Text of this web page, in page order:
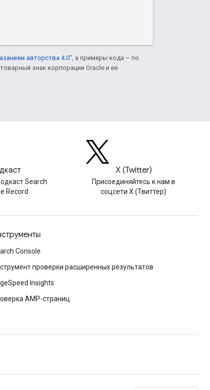
авторства 4.0", а примеры кода – по
знак корпорации Oracle и ее
Search
Record
X (Twitter)
Присоединяйтесь к нам в
соцсети X (Твиттер)
Console
проверки расширенных результатов
Insights
AMP-страниц